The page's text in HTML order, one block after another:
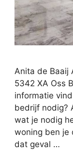
Anita de Baaij
5342 XA Oss
informatie
bedrijf nodig?
wat je nodig
woning ben je
dat geval …